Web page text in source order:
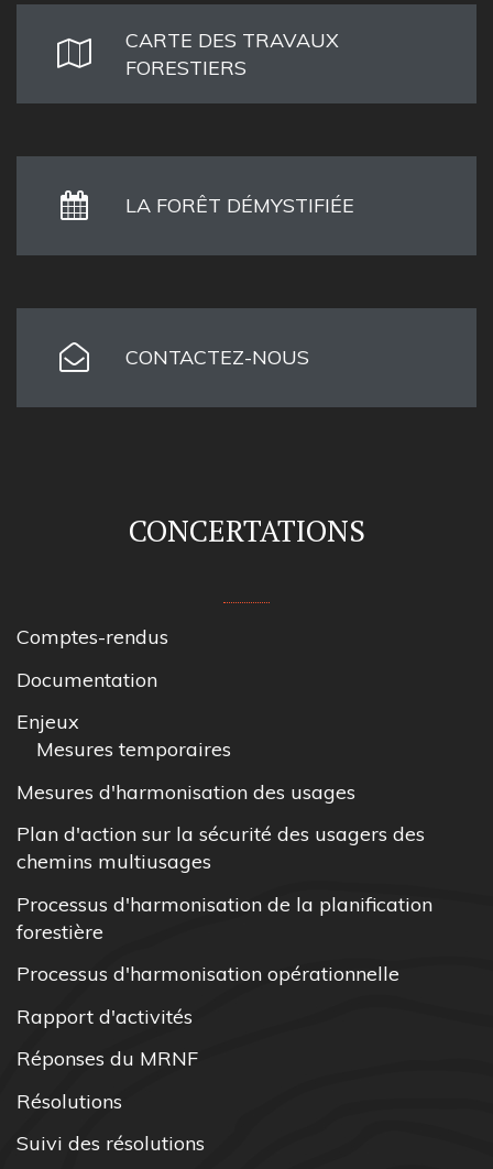
CARTE DES TRAVAUX
FORESTIERS
LA FORÊT DÉMYSTIFIÉE
CONTACTEZ-NOUS
CONCERTATIONS
Comptes-rendus
Documentation
Enjeux
Mesures temporaires
Mesures d'harmonisation des usages
Plan d'action sur la sécurité des usagers des
chemins multiusages
Processus d'harmonisation de la planification
forestière
Processus d'harmonisation opérationnelle
Rapport d'activités
Réponses du MRNF
Résolutions
Suivi des résolutions